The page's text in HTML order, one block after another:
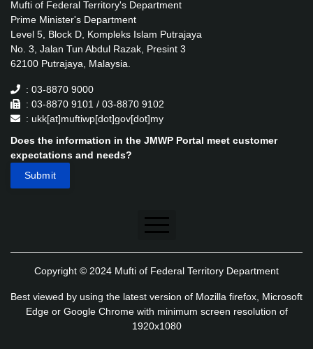
Mufti of Federal Territory's Department
Prime Minister's Department
Level 5, Block D, Kompleks Islam Putrajaya
No. 3, Jalan Tun Abdul Razak, Presint 3
62100 Putrajaya, Malaysia.
: 03-8870 9000
: 03-8870 9101 / 03-8870 9102
: ukk[at]muftiwp[dot]gov[dot]my
Does the information in the JMWP Portal meet customer
expectations and needs?
Disclaimer
Application's Privacy Policy
Copyright © 2024 Mufti of Federal Territory Department
Best viewed by using the latest version of Mozilla firefox, Microsoft
Edge or Google Chrome with minimum screen resolution of
1920x1080